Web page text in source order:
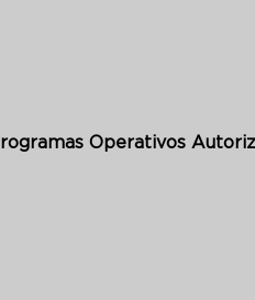
Operativos